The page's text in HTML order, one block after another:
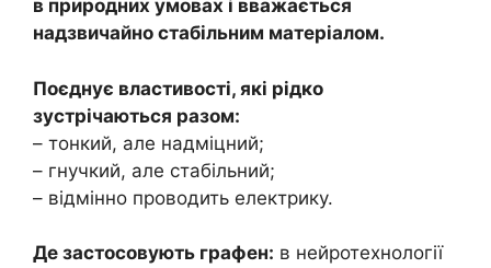
в природних умовах і вважається
надзвичайно стабільним матеріалом.
Поєднує властивості, які рідко
зустрічаються разом:
– тонкий, але надміцний;
– гнучкий, але стабільний;
– відмінно проводить електрику.
Де застосовують графен: в нейротехнології